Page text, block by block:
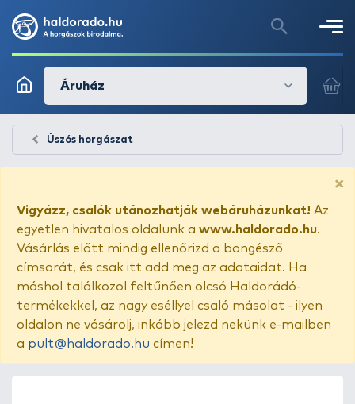
Áruház
Úszós horgászat
×
Vigyázz, csalók utánozhatják webáruházunkat! Az
egyetlen hivatalos oldalunk a www.haldorado.hu.
Vásárlás előtt mindig ellenőrizd a böngésző
címsorát, és csak itt add meg az adataidat. Ha
máshol találkozol feltűnően olcsó Haldorádó-
termékekkel, az nagy eséllyel csaló másolat - ilyen
oldalon ne vásárolj, inkább jelezd nekünk e-mailben
a pult@haldorado.hu címen!